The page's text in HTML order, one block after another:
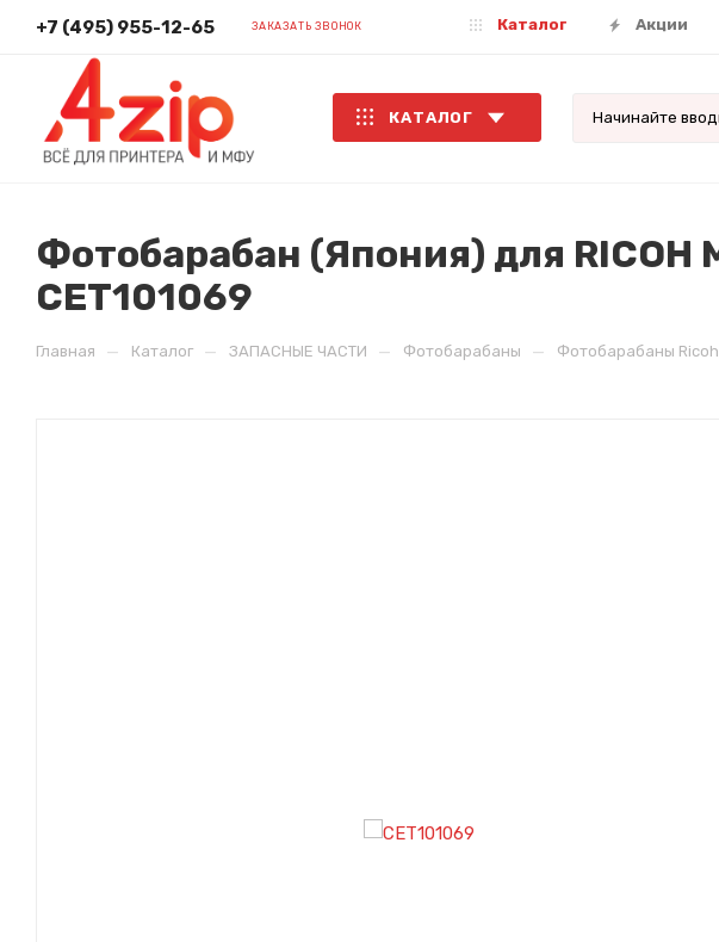
+7 (495) 955-12-65 ЗАКАЗАТЬ ЗВОНОК Каталог Акции
КАТАЛОГ
Фотобарабан (Япония) для RICOH
CET101069
Главная — Каталог — ЗАПАСНЫЕ ЧАСТИ — Фотобарабаны — Фотобарабаны Ricoh